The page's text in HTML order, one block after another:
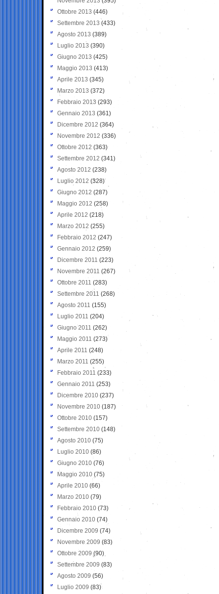
Ottobre 2013 (446)
Settembre 2013 (433)
Agosto 2013 (389)
Luglio 2013 (390)
Giugno 2013 (425)
Maggio 2013 (413)
Aprile 2013 (345)
Marzo 2013 (372)
Febbraio 2013 (293)
Gennaio 2013 (361)
Dicembre 2012 (364)
Novembre 2012 (336)
Ottobre 2012 (363)
Settembre 2012 (341)
Agosto 2012 (238)
Luglio 2012 (328)
Giugno 2012 (287)
Maggio 2012 (258)
Aprile 2012 (218)
Marzo 2012 (255)
Febbraio 2012 (247)
Gennaio 2012 (259)
Dicembre 2011 (223)
Novembre 2011 (267)
Ottobre 2011 (283)
Settembre 2011 (268)
Agosto 2011 (155)
Luglio 2011 (204)
Giugno 2011 (262)
Maggio 2011 (273)
Aprile 2011 (248)
Marzo 2011 (255)
Febbraio 2011 (233)
Gennaio 2011 (253)
Dicembre 2010 (237)
Novembre 2010 (187)
Ottobre 2010 (157)
Settembre 2010 (148)
Agosto 2010 (75)
Luglio 2010 (86)
Giugno 2010 (76)
Maggio 2010 (75)
Aprile 2010 (66)
Marzo 2010 (79)
Febbraio 2010 (73)
Gennaio 2010 (74)
Dicembre 2009 (74)
Novembre 2009 (83)
Ottobre 2009 (90)
Settembre 2009 (83)
Agosto 2009 (56)
Luglio 2009 (83)